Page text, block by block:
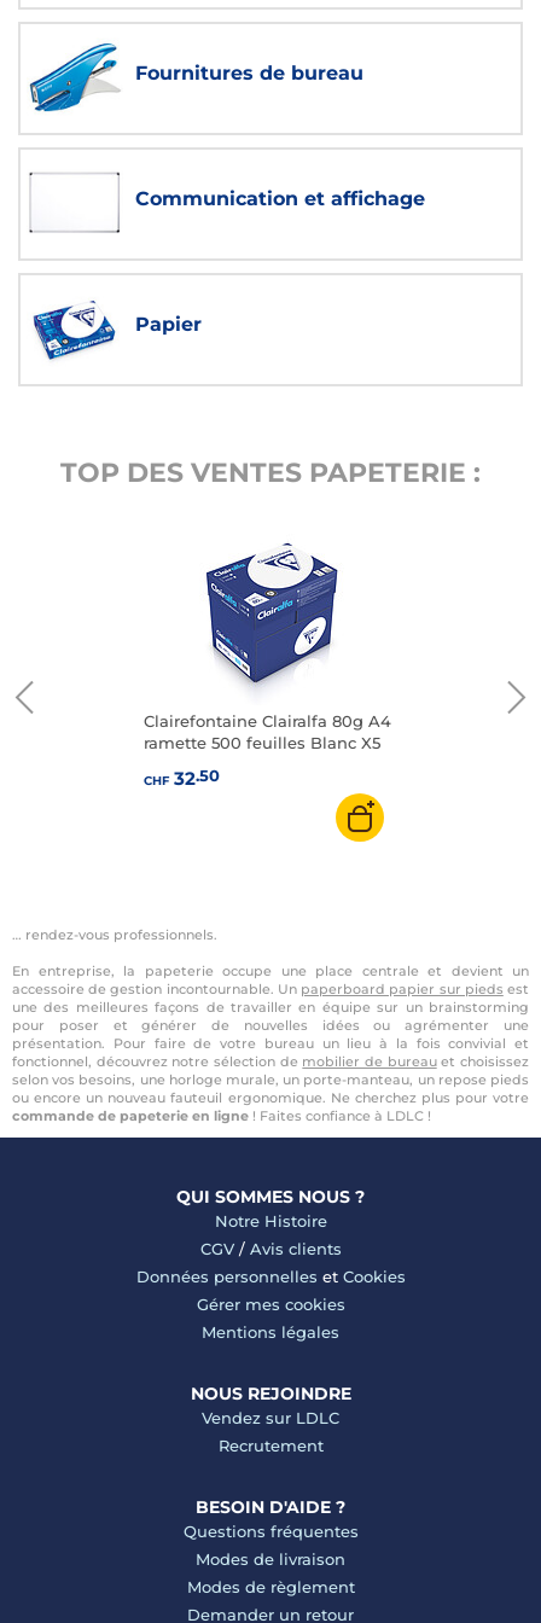
Fournitures de bureau
Communication et affichage
Papier
TOP DES VENTES PAPETERIE :
Clairefontaine Clairalfa 80g A4
ramette 500 feuilles Blanc X5
CHF32.50
… rendez-vous professionnels.
En entreprise, la papeterie occupe une place centrale et devient un
accessoire de gestion incontournable. Un paperboard papier sur pieds est
une des meilleures façons de travailler en équipe sur un brainstorming
pour poser et générer de nouvelles idées ou agrémenter une
présentation. Pour faire de votre bureau un lieu à la fois convivial et
fonctionnel, découvrez notre sélection de mobilier de bureauet choisissez
selon vos besoins, une horloge murale, un porte-manteau, un repose pieds
ou encore un nouveau fauteuil ergonomique. Ne cherchez plus pour votre
commande de papeterie en ligne ! Faites confiance à LDLC !
QUI SOMMES NOUS ?
Notre Histoire
CGV/ Avis clients
Données personnelles et Cookies
Gérer mes cookies
Mentions légales
NOUS REJOINDRE
Vendez sur LDLC
Recrutement
BESOIN D'AIDE ?
Questions fréquentes
Modes de livraison
Modes de règlement
Demander un retour